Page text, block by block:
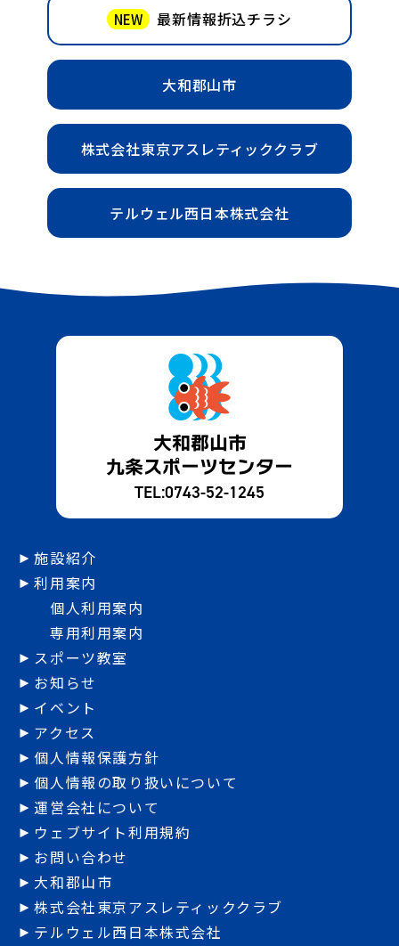
NEW 最新情報折込チラシ
大和郡山市
株式会社東京アスレティッククラブ
テルウェル西日本株式会社
大和郡山市
九条スポーツセンター
TEL:0743-52-1245
施設紹介
利用案内
個人利用案内
専用利用案内
スポーツ教室
お知らせ
イベント
アクセス
個人情報保護方針
個人情報の取り扱いについて
運営会社について
ウェブサイト利用規約
お問い合わせ
大和郡山市
株式会社東京アスレティッククラブ
テルウェル西日本株式会社